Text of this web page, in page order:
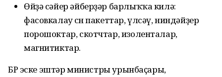
Өйҙә сәйер әйберҙәр барлыҡҡа килә:
фасовкалау өсөн пакеттар, үлсәү, ниндәйҙер
порошоктар, скотчтар, изоленталар,
магнитиктар.
БР эске эштәр министры урынбаҫары,